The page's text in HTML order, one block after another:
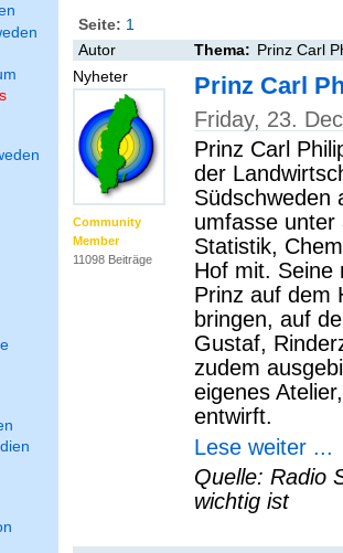
Seite: 1
Autor
Thema: Prinz Carl
Nyheter
Community
Member
11098 Beiträge
Prinz Carl
Friday, 23.
Prinz Carl
der
Südschweden
umfasse
Statistik,
Hof mit. Seine
Prinz auf dem
bringen, auf
Gustaf,
zudem
eigenes
entwirft.
Lese weiter ...
Quelle: Radio
wichtig ist